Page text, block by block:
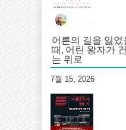
어른의 길을 잃었
때, 어린 왕자가
는 위로
7월 15, 2026